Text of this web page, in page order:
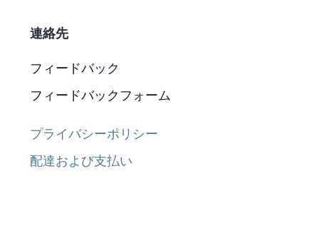
連絡先
フィードバック
フィードバックフォーム
プライバシーポリシー
配達および支払い